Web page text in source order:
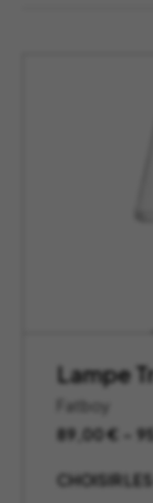
Lampe
Fatboy
89,00€
CHOISIR